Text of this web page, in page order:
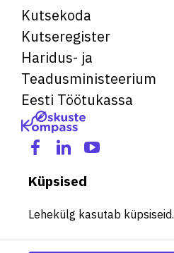
Kutsekoda
Kutseregister
Haridus- ja
Teadusministeerium
Eesti Töötukassa
Küpsised
Lehekülg kasutab küpsiseid.